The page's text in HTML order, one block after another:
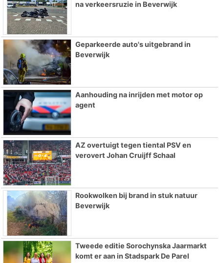
na verkeersruzie in Beverwijk
Geparkeerde auto's uitgebrand in
Beverwijk
Aanhouding na inrijden met motor op
agent
AZ overtuigt tegen tiental PSV en
verovert Johan Cruijff Schaal
Rookwolken bij brand in stuk natuur
Beverwijk
Tweede editie Sorochynska Jaarmarkt
komt er aan in Stadspark De Parel